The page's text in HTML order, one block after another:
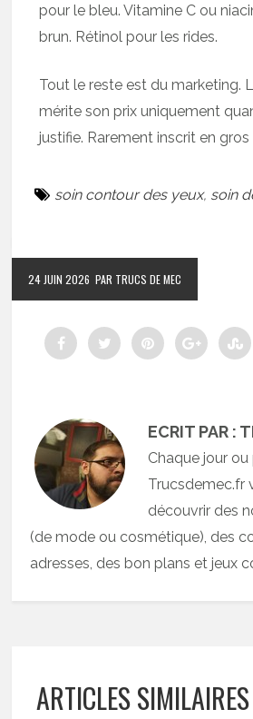
pour le bleu. Vitamine C ou
brun. Rétinol pour les rides.
Tout le reste est du marketing.
mérite son prix uniquement
justifie. Rarement inscrit en
soin contour des yeux, soin
24 JUIN 2026 PAR TRUCS DE MEC
ECRIT PAR :
Chaque jour
Trucsdemec.fr
découvrir des
(de mode ou cosmétique), des
adresses, des bon plans et jeux
ARTICLES SIMILAIRES